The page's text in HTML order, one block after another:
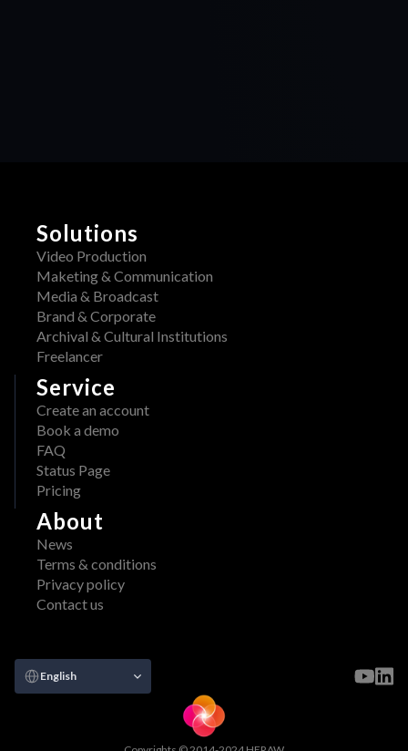
Solutions
Video Production
Maketing & Communication
Media & Broadcast
Brand & Corporate
Archival & Cultural Institutions
Freelancer
Service
Create an account
Book a demo
FAQ
Status Page
Pricing
About
News
Terms & conditions
Privacy policy
Contact us
Select Language
English